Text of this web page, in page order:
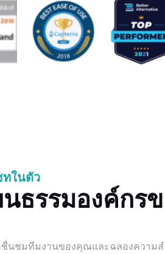
ในตัว
ธรรมองค์กร
นชมทีมงานของคุณและฉลองความส